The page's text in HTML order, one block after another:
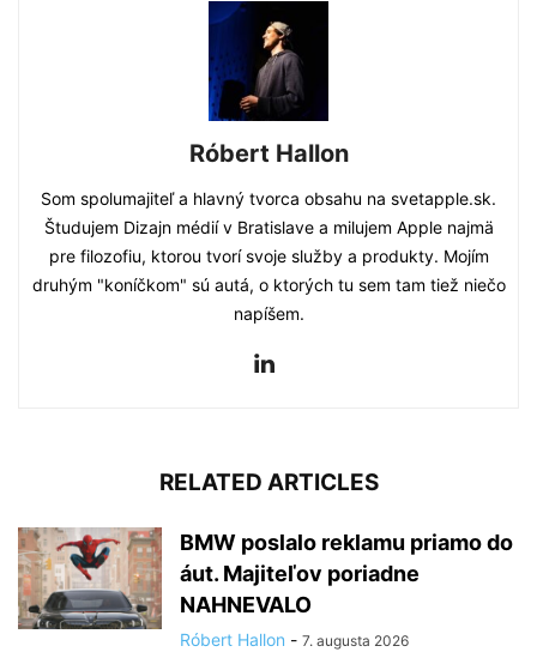
Róbert Hallon
Som spolumajiteľ a hlavný tvorca obsahu na svetapple.sk.
Študujem Dizajn médií v Bratislave a milujem Apple najmä
pre filozofiu, ktorou tvorí svoje služby a produkty. Mojím
druhým "koníčkom" sú autá, o ktorých tu sem tam tiež niečo
napíšem.
RELATED ARTICLES
BMW poslalo reklamu priamo do
áut. Majiteľov poriadne
NAHNEVALO
Róbert Hallon - 7. augusta 2026